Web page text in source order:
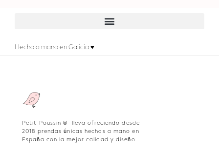
Hecho a mano en Galicia ♥
Petit Poussin ® lleva ofreciendo desde
2018 prendas únicas hechas a mano en
España con la mejor calidad y diseño.